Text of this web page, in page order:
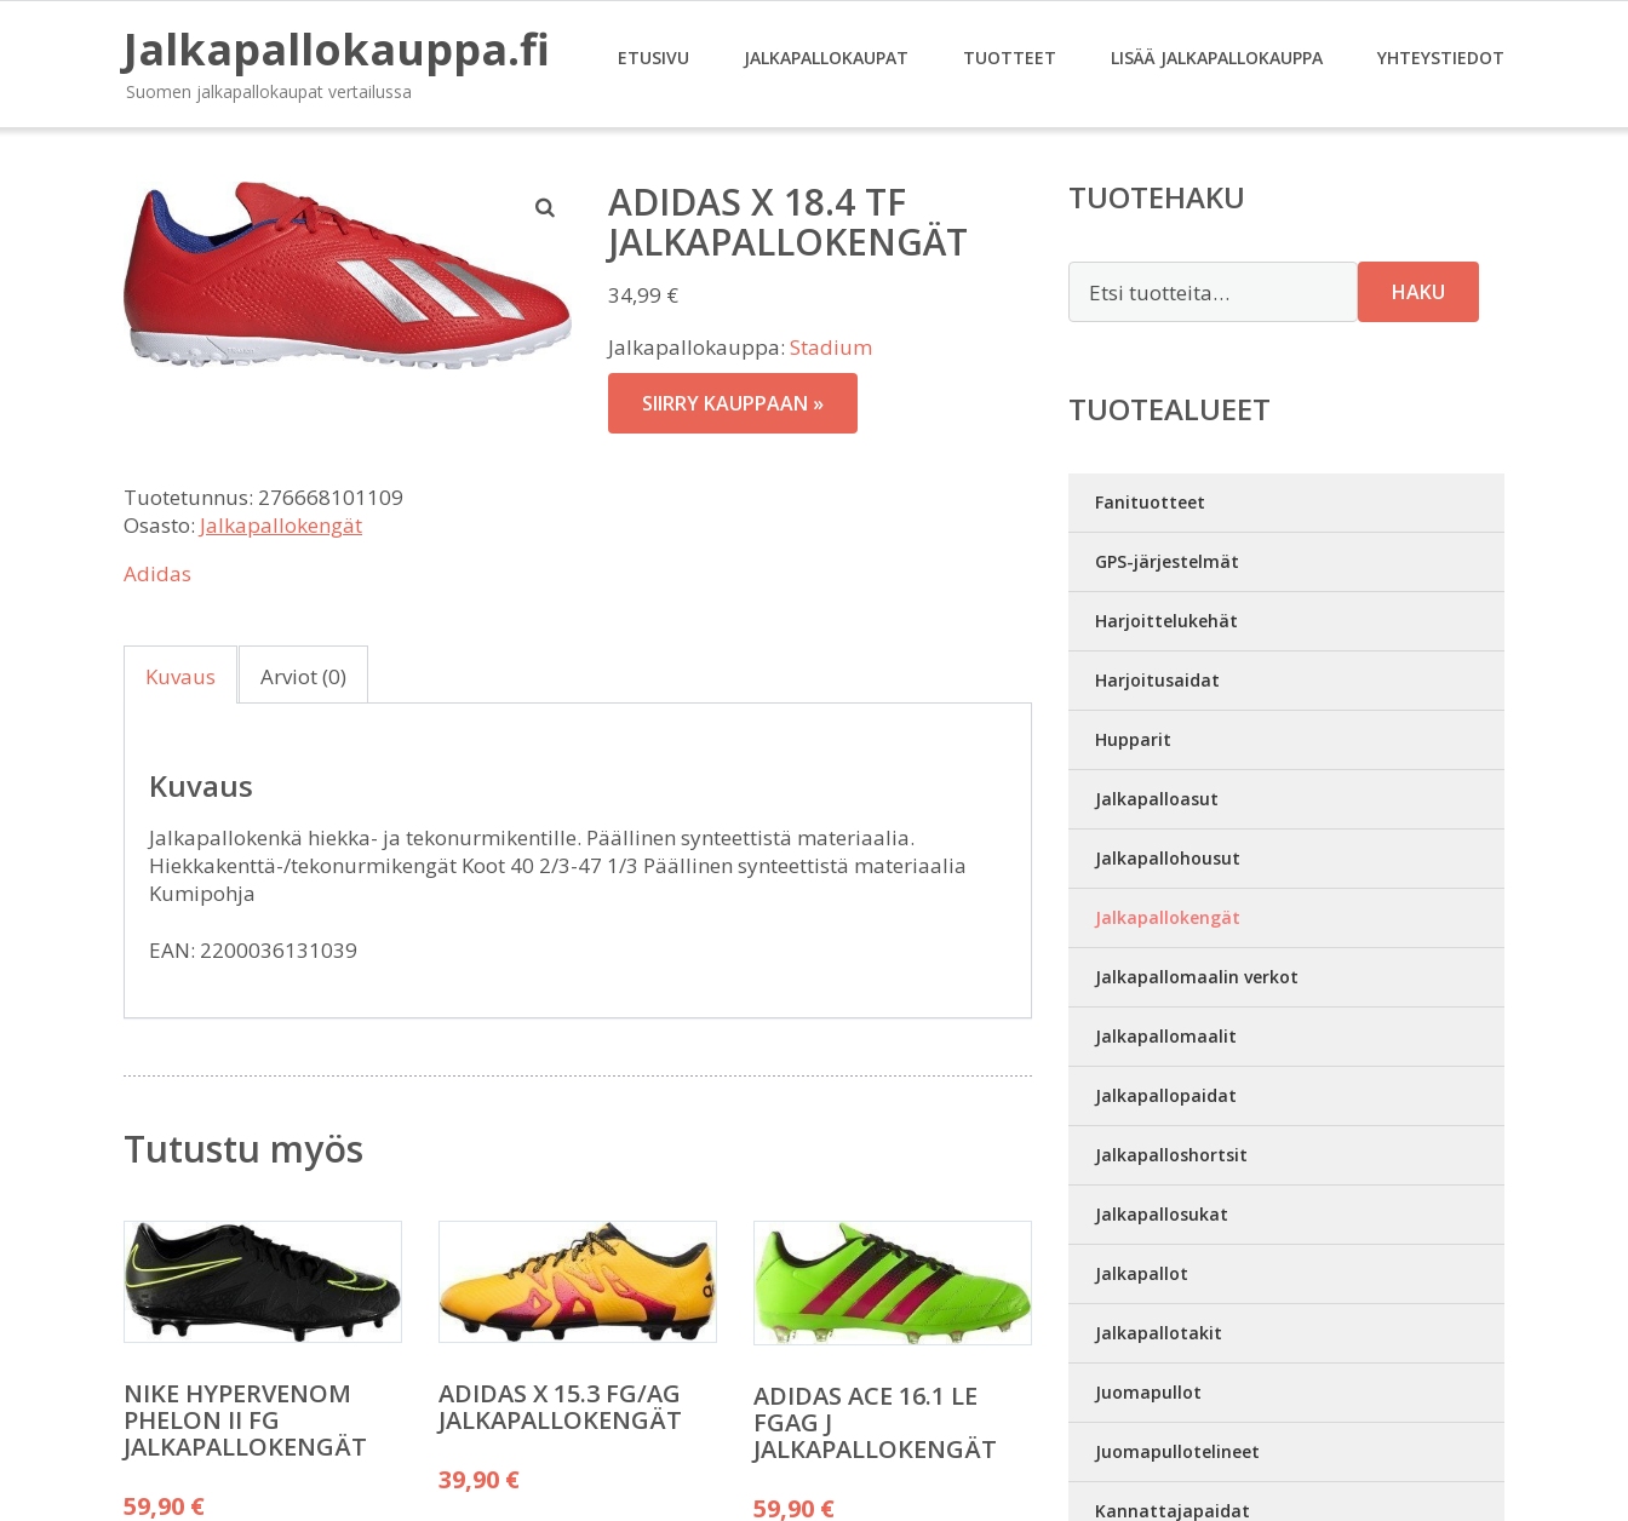
Jalkapallokauppa.fi
Suomen jalkapallokaupat vertailussa
ETUSIVU JALKAPALLOKAUPAT TUOTTEET LISÄÄ JALKAPALLOKAUPPA YHTEYSTIEDOT
ADIDAS X 18.4 TF
JALKAPALLOKENGÄT
34,99 €
Jalkapallokauppa: Stadium
SIIRRY KAUPPAAN »
Tuotetunnus: 276668101109
Osasto: Jalkapallokengät
Adidas
Kuvaus Arviot (0)
Kuvaus
Jalkapallokenkä hiekka- ja tekonurmikentille. Päällinen synteettistä materiaalia.
Hiekkakenttä-/tekonurmikengät Koot 40 2/3-47 1/3 Päällinen synteettistä materiaalia
Kumipohja
EAN: 2200036131039
Tutustu myös
NIKE HYPERVENOM
PHELON II FG
JALKAPALLOKENGÄT
59,90 €
ADIDAS X 15.3 FG/AG
JALKAPALLOKENGÄT
39,90 €
ADIDAS ACE 16.1 LE
FGAG J
JALKAPALLOKENGÄT
59,90 €
TUOTEHAKU
HAKU
TUOTEALUEET
Fanituotteet
GPS-järjestelmät
Harjoittelukehät
Harjoitusaidat
Hupparit
Jalkapalloasut
Jalkapallohousut
Jalkapallokengät
Jalkapallomaalin verkot
Jalkapallomaalit
Jalkapallopaidat
Jalkapalloshortsit
Jalkapallosukat
Jalkapallot
Jalkapallotakit
Juomapullot
Juomapullotelineet
Kannattajapaidat